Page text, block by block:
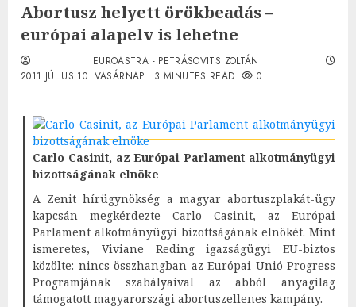
Abortusz helyett örökbeadás –
európai alapelv is lehetne
EUROASTRA - PETRÁSOVITS ZOLTÁN
2011.JÚLIUS.10. VASÁRNAP.
3 MINUTES READ 0
Carlo Casinit, az Európai Parlament alkotmányügyi
bizottságának elnöke
A Zenit hírügynökség a magyar abortuszplakát-ügy
kapcsán megkérdezte Carlo Casinit, az Európai
Parlament alkotmányügyi bizottságának elnökét. Mint
ismeretes, Viviane Reding igazságügyi EU-biztos
közölte: nincs összhangban az Európai Unió Progress
Programjának szabályaival az abból anyagilag
támogatott magyarországi abortuszellenes kampány.